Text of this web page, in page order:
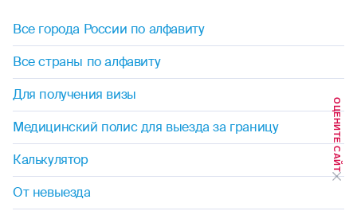
диггерство
джиппинг
капоэйра
кайтинг
Все города России по алфавиту
Все страны по алфавиту
Для получения визы
Медицинский полис для выезда за границу
Калькулятор
От невыезда
ОЦЕНИТЕ САЙТ